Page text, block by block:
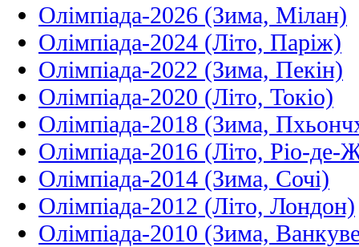
Олімпіада-2026 (Зима, Мілан)
Олімпіада-2024 (Літо, Паріж)
Олімпіада-2022 (Зима, Пекін)
Олімпіада-2020 (Літо, Токіо)
Олімпіада-2018 (Зима,
Олімпіада-2016 (Літо, Ріо-де-
Олімпіада-2014 (Зима, Сочі)
Олімпіада-2012 (Літо, Лондон)
Олімпіада-2010 (Зима,